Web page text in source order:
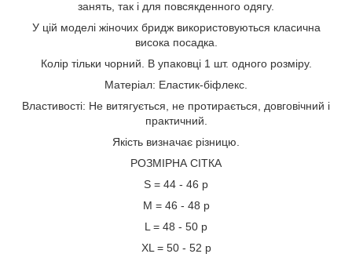
занять, так і для повсякденного одягу.
У цій моделі жіночих бридж використовуються класична
висока посадка.
Колір тільки чорний. В упаковці 1 шт. одного розміру.
Матеріал: Еластик-біфлекс.
Властивості: Не витягується, не протирається, довговічний і
практичний.
Якість визначає різницю.
РОЗМІРНА СІТКА
S = 44 - 46 р
М = 46 - 48 р
L = 48 - 50 р
XL = 50 - 52 р